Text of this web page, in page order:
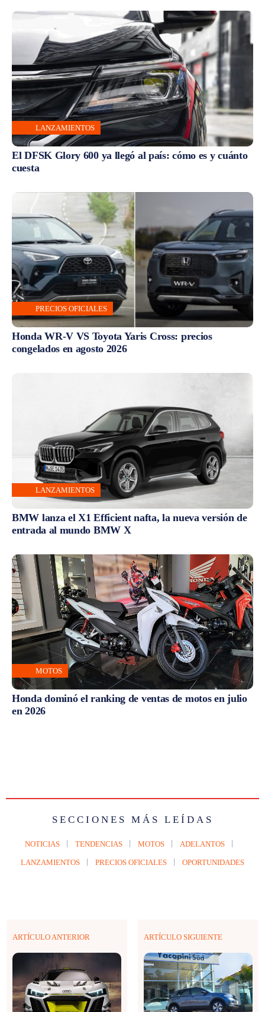
LANZAMIENTOS
El DFSK Glory 600 ya llegó al país: cómo es y cuánto
cuesta
PRECIOS OFICIALES
Honda WR-V VS Toyota Yaris Cross: precios
congelados en agosto 2026
LANZAMIENTOS
BMW lanza el X1 Efficient nafta, la nueva versión de
entrada al mundo BMW X
MOTOS
Honda dominó el ranking de ventas de motos en julio
en 2026
SECCIONES MÁS LEÍDAS
NOTICIAS TENDENCIAS MOTOS ADELANTOS
LANZAMIENTOS PRECIOS OFICIALES OPORTUNIDADES
ARTÍCULO ANTERIOR ARTÍCULO SIGUIENTE